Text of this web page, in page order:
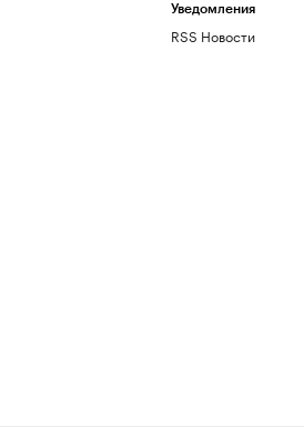
Уведомления
RSS Новости